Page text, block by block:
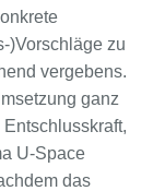
)Vorschläge zu
vergebens.
ganz
U-Space
das